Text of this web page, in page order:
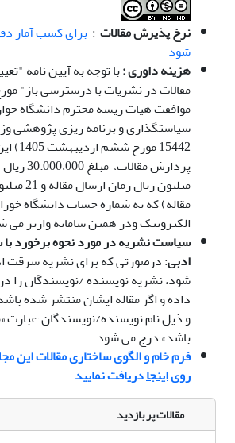
نرخ پذیرش مقالات : برای کسب آمار
شود
هزینه داوری :با توجه به آیین نامه
موافقت هیات ریسه محترم دانشگاه
سیاستگذاری و برنامه ریزی پژوهشی
15442
میلیون
مقاله) که به شماره حساب دانشگاه
الکترونیک ودر همین سامانه واریز می
سیاست نشریه در مورد نحوه برخورد
ادبی: درصورتی که برای نشریه سرقت
شود، نشریه نویسنده /نویسندگان را
داده و اگر مقاله ایشان منتشر شده
و ذیل نام
باشد» درج می شود.
فرم خام و الگوی ساختاری مقالات این
رویاینجادریافت نمایید
مقالات پر بازدید